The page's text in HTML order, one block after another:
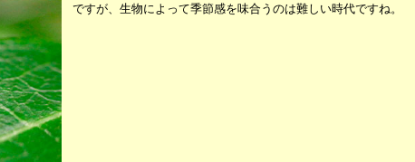
ですが、生物によって季節感を味合うのは難しい時代ですね。